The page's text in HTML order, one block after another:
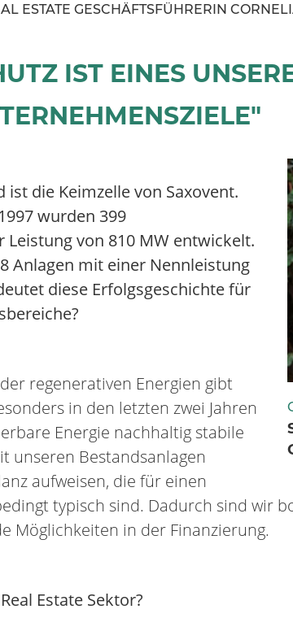
ESTATE GESCHÄFTSFÜHRERIN
IST EINES
die Keimzelle von Saxovent.
wurden 399
von 810 MW entwickelt.
Anlagen mit einer Nennleistung
diese Erfolgsgeschichte für
regenerativen Energien gibt
in den letzten zwei Jahren
Energie nachhaltig stabile
unseren Bestandsanlagen
aufweisen, die für einen
typisch sind. Dadurch sind wir
Möglichkeiten in der Finanzierung.
Estate Sektor?